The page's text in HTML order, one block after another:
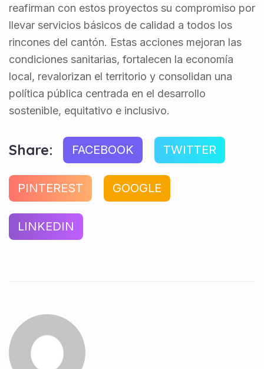
reafirman con estos proyectos su compromiso por
llevar servicios básicos de calidad a todos los
rincones del cantón. Estas acciones mejoran las
condiciones sanitarias, fortalecen la economía
local, revalorizan el territorio y consolidan una
política pública centrada en el desarrollo
sostenible, equitativo e inclusivo.
Share: FACEBOOK TWITTER
PINTEREST GOOGLE
LINKEDIN